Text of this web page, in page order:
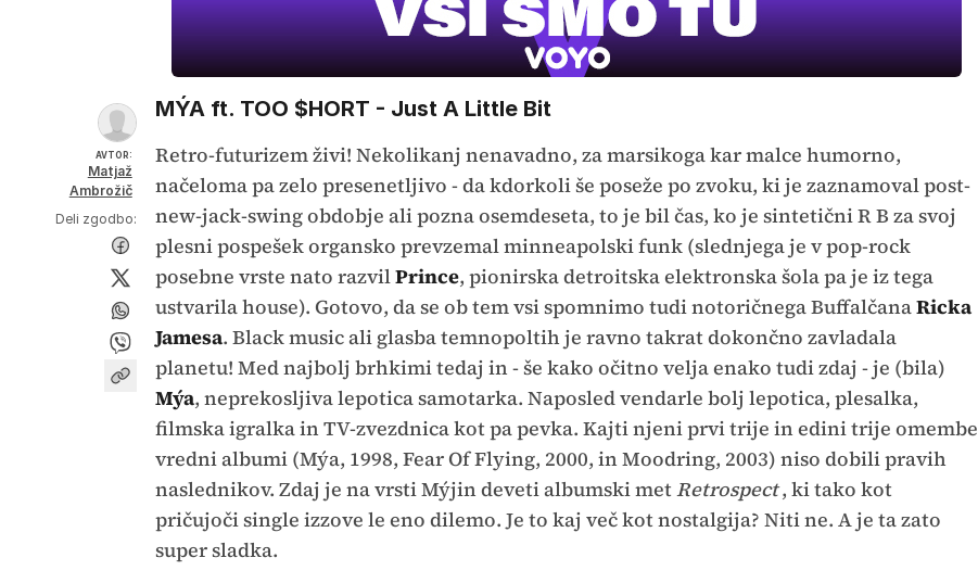
AVTOR:
Matjaž
Ambrožič
Deli zgodbo:
MÝA ft. TOO $HORT - Just A Little Bit
Retro-futurizem živi! Nekolikanj nenavadno, za marsikoga kar malce humorno,
načeloma pa zelo presenetljivo - da kdorkoli še poseže po zvoku, ki je zaznamoval post-
new-jack-swing obdobje ali pozna osemdeseta, to je bil čas, ko je sintetični R B za svoj
plesni pospešek organsko prevzemal minneapolski funk (slednjega je v pop-rock
posebne vrste nato razvilPrince, pionirska detroitska elektronska šola pa je iz tega
ustvarila house). Gotovo, da se ob tem vsi spomnimo tudi notoričnega BuffalčanaRicka
Jamesa. Black music ali glasba temnopoltih je ravno takrat dokončno zavladala
planetu! Med najbolj brhkimi tedaj in - še kako očitno velja enako tudi zdaj - je (bila)
Mýa, neprekosljiva lepotica samotarka. Naposled vendarle bolj lepotica, plesalka,
filmska igralka in TV-zvezdnica kot pa pevka. Kajti njeni prvi trije in edini trije omembe
vredni albumi (Mýa, 1998, Fear Of Flying, 2000, in Moodring, 2003) niso dobili pravih
naslednikov. Zdaj je na vrsti Mýjin deveti albumski metRetrospect, ki tako kot
pričujoči single izzove le eno dilemo. Je to kaj več kot nostalgija? Niti ne. A je ta zato
super sladka.